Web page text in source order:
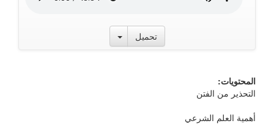
تحميل Toggle Dropdown
المحتويات:
التحذير من الفتن
أهمية العلم الشرعي